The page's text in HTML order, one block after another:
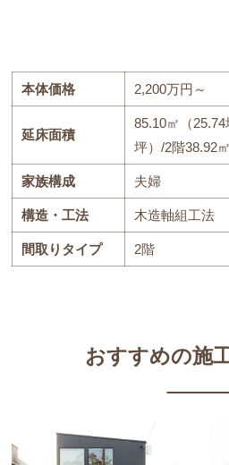
本体価格 2,200万円～
延床面積
85.10㎡（
坪）/2階38.92
家族構成 夫婦
構造・工法 木造軸組工法
間取りタイプ 2階
おすすめの施